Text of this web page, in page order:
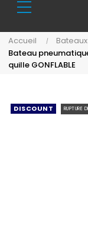
Accueil
Bateau
quille GONFLABLE
DISCOUNT RUPTURE